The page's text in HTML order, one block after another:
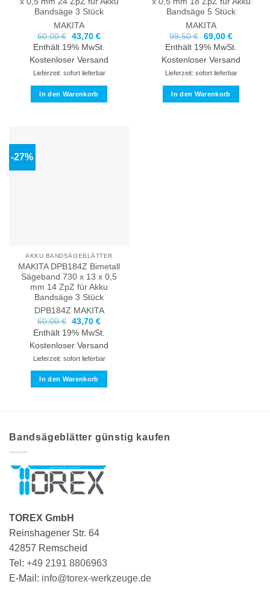
Bandsäge 3 Stück
MAKITA
60,00€ Ursprünglicher
Preis
war:
60,00 €
43,70 €Aktueller
Preis
ist:
43,70 €.
Enthält 19% MwSt.
Kostenloser Versand
Lieferzeit: sofort lieferbar
In den Warenkorb
Bandsäge 5 Stück
MAKITA
99,50€ Ursprünglicher
Preis
war:
99,50 €
69,00 €Aktueller
Preis
ist:
69,00 €.
Enthält 19% MwSt.
Kostenloser Versand
Lieferzeit: sofort lieferbar
In den Warenkorb
-27%
AKKU BANDSÄGEBLÄTTER
MAKITA DPB184Z Bimetall
Sägeband 730 x 13 x 0,5
mm 14 ZpZ für Akku
Bandsäge 3 Stück
DPB184Z MAKITA
60,00€ Ursprünglicher
Preis
war:
60,00 €
43,70 €Aktueller
Preis
ist:
43,70 €.
Enthält 19% MwSt.
Kostenloser Versand
Lieferzeit: sofort lieferbar
In den Warenkorb
Bandsägeblätter günstig kaufen
TOREX GmbH
Reinshagener Str. 64
42857 Remscheid
Tel: +49 2191 8806963
E-Mail: info@torex-werkzeuge.de